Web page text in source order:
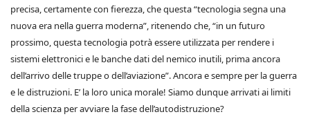
precisa, certamente con fierezza, che questa “tecnologia segna una
nuova era nella guerra moderna”, ritenendo che, “in un futuro
prossimo, questa tecnologia potrà essere utilizzata per rendere i
sistemi elettronici e le banche dati del nemico inutili, prima ancora
dell’arrivo delle truppe o dell’aviazione”. Ancora e sempre per la guerra
e le distruzioni. E’ la loro unica morale! Siamo dunque arrivati ai limiti
della scienza per avviare la fase dell’autodistruzione?